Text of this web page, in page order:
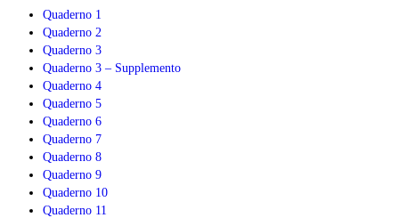
internazionale
Quaderno 1
Quaderno 2
Quaderno 3
Quaderno 3 – Supplemento
Quaderno 4
Quaderno 5
Quaderno 6
Quaderno 7
Quaderno 8
Quaderno 9
Quaderno 10
Quaderno 11